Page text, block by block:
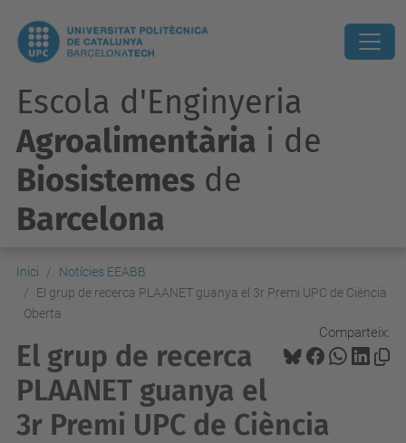
Escola d'Enginyeria
Agroalimentària i de
Biosistemes de
Barcelona
Inici
Notícies EEABB
El grup de recerca PLAANET guanya el 3r Premi UPC de Ciència
Oberta
Comparteix:
El grup de recerca
PLAANET guanya el
3r Premi UPC de Ciència